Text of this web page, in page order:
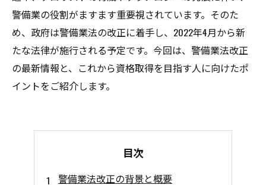
警備業の役割がますます重要視されています。そのた
め、政府は警備業法の改正に着手し、2022年4月から新
たな法律が施行される予定です。今回は、警備業法改正
の最新情報と、これから資格取得を目指す人に向けたポ
イントをご紹介します。
目次
警備業法改正の背景と概要